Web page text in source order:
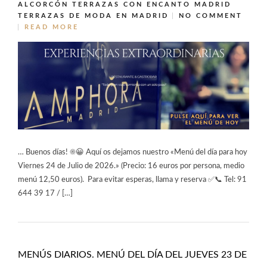
ALCORCÓN
TERRAZAS CON ENCANTO MADRID
TERRAZAS DE MODA EN MADRID
NO COMMENT
READ MORE
… Buenos días! ☀️😀 Aquí os dejamos nuestro «Menú del día para hoy
Viernes 24 de Julio de 2026.» (Precio: 16 euros por persona, medio
menú 12,50 euros). Para evitar esperas, llama y reserva ✅📞 Tel: 91
644 39 17 / […]
MENÚS DIARIOS. MENÚ DEL DÍA DEL JUEVES 23 DE